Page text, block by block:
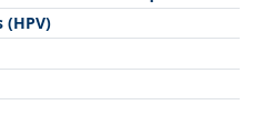
(HPV)